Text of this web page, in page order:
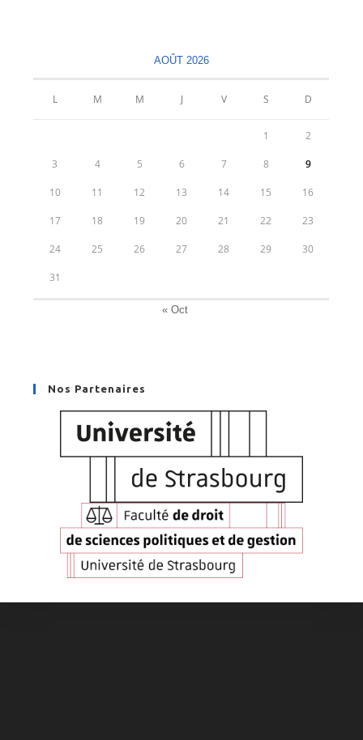
AOÛT 2026
L M M J V S D
1 2
3 4 5 6 7 8 9
10 11 12 13 14 15 16
17 18 19 20 21 22 23
24 25 26 27 28 29 30
31
« Oct
Nos Partenaires